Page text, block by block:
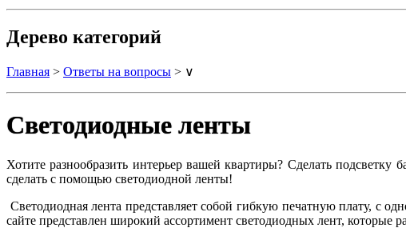
Дерево категорий
Главная > Ответы на вопросы > ∨
Светодиодные ленты
Хотите разнообразить интерьер вашей квартиры? Сделать
сделать с помощью светодиодной ленты!
Светодиодная лента представляет собой гибкую печатную плату, с
сайте представлен широкий ассортимент светодиодных лент, которые